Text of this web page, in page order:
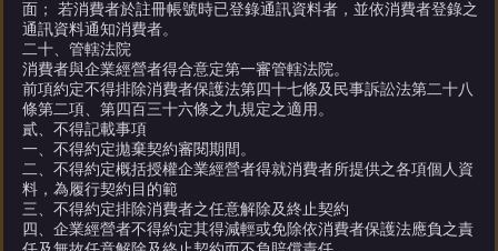
面； 若消費者於註冊帳號時已登錄通訊資料者，並依消費者登錄之
通訊資料通知消費者。
二十、管轄法院
消費者與企業經營者得合意定第一審管轄法院。
前項約定不得排除消費者保護法第四十七條及民事訴訟法第二十八
條第二項、第四百三十六條之九規定之適用。
貳、不得記載事項
一、不得約定拋棄契約審閱期間。
二、不得約定概括授權企業經營者得就消費者所提供之各項個人資
料，為履行契約目的範
三、不得約定排除消費者之任意解除及終止契約
四、企業經營者不得約定其得減輕或免除依消費者保護法應負之責